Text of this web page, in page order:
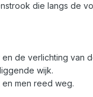
die langs de
de verlichting van
wijk.
men reed weg.